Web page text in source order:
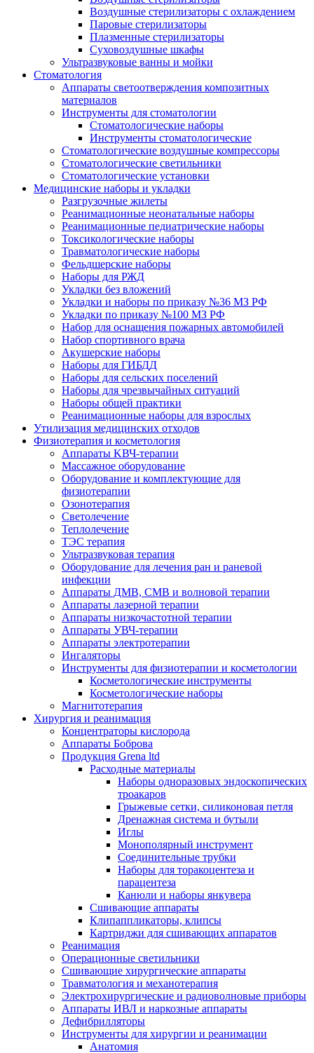
Воздушные стерилизаторы с охлаждением
Паровые стерилизаторы
Плазменные стерилизаторы
Суховоздушные шкафы
Ультразвуковые ванны и мойки
Стоматология
Аппараты светоотверждения композитных
материалов
Инструменты для стоматологии
Стоматологические наборы
Инструменты стоматологические
Стоматологические воздушные компрессоры
Стоматологические светильники
Стоматологические установки
Медицинские наборы и укладки
Разгрузочные жилеты
Реанимационные неонатальные наборы
Реанимационные педиатрические наборы
Токсикологические наборы
Травматологические наборы
Фельдшерские наборы
Наборы для РЖД
Укладки без вложений
Укладки и наборы по приказу №36 МЗ РФ
Укладки по приказу №100 МЗ РФ
Набор для оснащения пожарных автомобилей
Набор спортивного врача
Акушерские наборы
Наборы для ГИБДД
Наборы для сельских поселений
Наборы для чрезвычайных ситуаций
Наборы общей практики
Реанимационные наборы для взрослых
Утилизация медицинских отходов
Физиотерапия и косметология
Аппараты KВЧ-терапии
Массажное оборудование
Оборудование и комплектующие для
физиотерапии
Озонотерапия
Светолечение
Теплолечение
ТЭС терапия
Ультразвуковая терапия
Оборудование для лечения ран и раневой
инфекции
Аппараты ДМВ, СМВ и волновой терапии
Аппараты лазерной терапии
Аппараты низкочастотной терапии
Аппараты УВЧ-терапии
Аппараты электротерапии
Ингаляторы
Инструменты для физиотерапии и косметологии
Косметологические инструменты
Косметологические наборы
Магнитотерапия
Хирургия и реанимация
Концентраторы кислорода
Аппараты Боброва
Продукция Grena ltd
Расходные материалы
Наборы одноразовых эндоскопических
троакаров
Грыжевые сетки, силиконовая петля
Дренажная система и бутыли
Иглы
Монополярный инструмент
Соединительные трубки
Наборы для торакоцентеза и
парацентеза
Канюли и наборы янкувера
Сшивающие аппараты
Клипаппликаторы, клипсы
Картриджи для сшивающих аппаратов
Реанимация
Операционные светильники
Сшивающие хирургические аппараты
Травматология и механотерапия
Электрохирургические и радиоволновые приборы
Аппараты ИВЛ и наркозные аппараты
Дефибрилляторы
Инструменты для хирургии и реанимации
Анатомия